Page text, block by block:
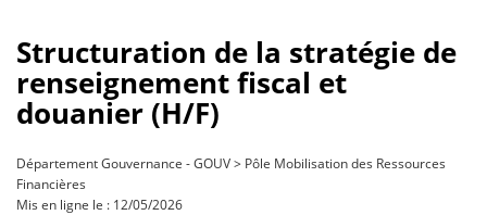
Structuration de la stratégie de
renseignement fiscal et
douanier (H/F)
Département Gouvernance - GOUV > Pôle Mobilisation des Ressources
Financières
Mis en ligne le : 12/05/2026